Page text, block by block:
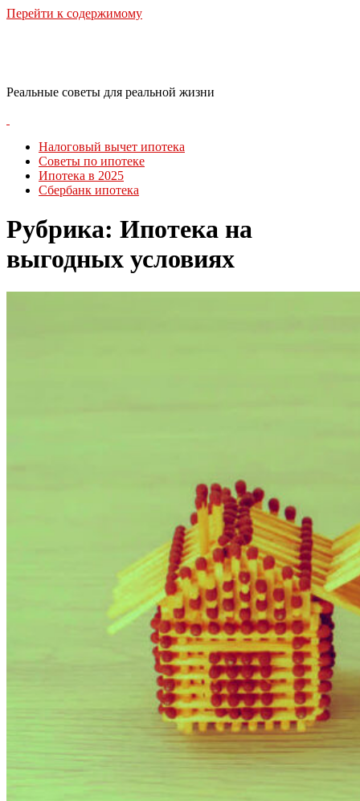
Перейти к содержимому
Реальные советы для реальной жизни
Налоговый вычет ипотека
Советы по ипотеке
Ипотека в 2025
Сбербанк ипотека
Рубрика: Ипотека на
выгодных условиях